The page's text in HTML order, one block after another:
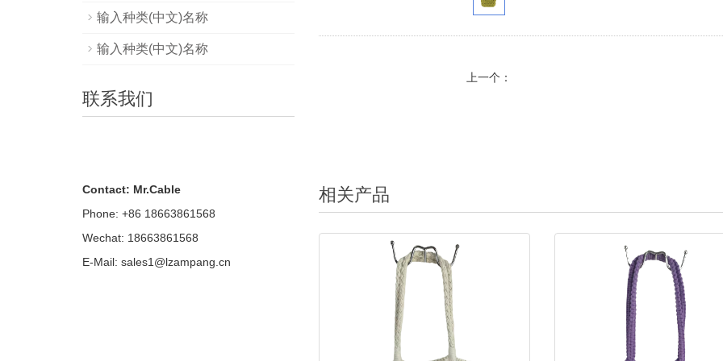
上一个：
相关产品
输入种类(中文)名称
输入种类(中文)名称
联系我们
Contact: Mr.Cable
Phone: +86 18663861568
Wechat: 18663861568
E-Mail: sales1@lzampang.cn